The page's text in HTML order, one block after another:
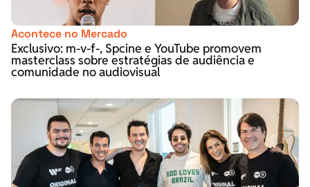
Acontece no Mercado
Exclusivo: m-v-f-, Spcine e YouTube promovem
masterclass sobre estratégias de audiência e
comunidade no audiovisual